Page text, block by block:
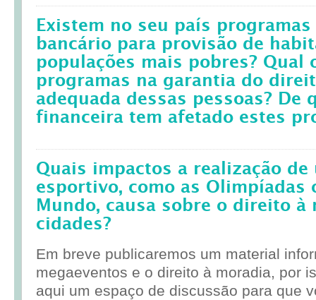
Existem no seu país
bancário para provisão de
populações mais pobres? Qual
programas na garantia do
adequada dessas pessoas? De
financeira tem afetado estes
Quais impactos a realização de
esportivo, como as Olimpíadas
Mundo, causa sobre o direito à
cidades?
Em breve publicaremos um material
megaeventos e o direito à moradia, por
aqui um espaço de discussão para que